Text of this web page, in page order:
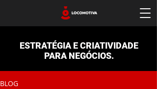
ESTRATÉGIA E CRIATIVIDADE
PARA NEGÓCIOS.
BLOG